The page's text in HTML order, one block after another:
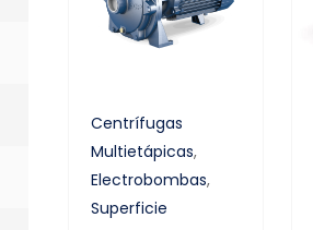
Centrífugas
Multietápicas,
Electrobombas,
Superficie